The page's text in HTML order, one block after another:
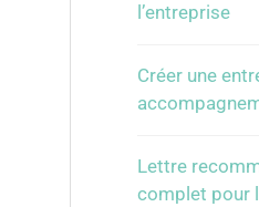
l’entreprise
Créer une
Lettre
complet pour